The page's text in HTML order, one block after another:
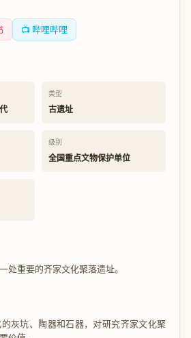
📺 哔哩哔哩
类型
古遗址
级别
全国重点文物保护单位
处重要的齐家文化聚落遗址。
灰坑、陶器和石器，对研究齐家文化聚